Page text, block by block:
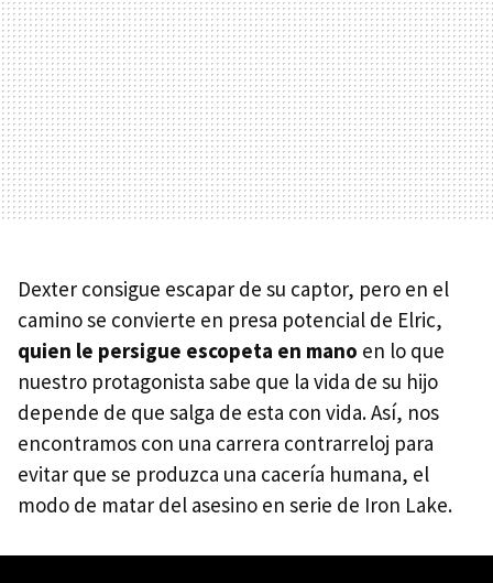
Dexter consigue escapar de su captor, pero en el
camino se convierte en presa potencial de Elric,
quien le persigue escopeta en mano en lo que
nuestro protagonista sabe que la vida de su hijo
depende de que salga de esta con vida. Así, nos
encontramos con una carrera contrarreloj para
evitar que se produzca una cacería humana, el
modo de matar del asesino en serie de Iron Lake.